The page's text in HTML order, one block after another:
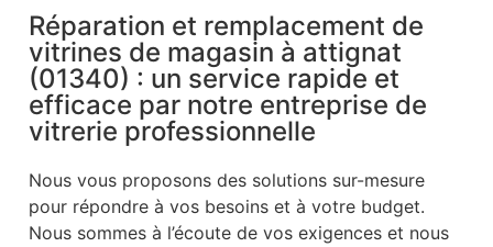
Réparation et remplacement de
vitrines de magasin à attignat
(01340) : un service rapide et
efficace par notre entreprise de
vitrerie professionnelle
Nous vous proposons des solutions sur-mesure
pour répondre à vos besoins et à votre budget.
Nous sommes à l’écoute de vos exigences et nous